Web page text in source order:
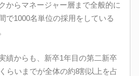
からマネージャー層まで全般的に
で1000名単位の採用をしている
績からも、新卒1年目の第二新卒
らいまでが全体の約8割以上を占